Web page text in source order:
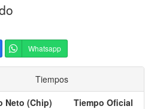
Whatsapp
Tiempos
Neto (Chip)
Tiempo Oficial